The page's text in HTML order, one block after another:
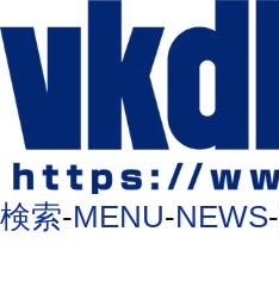
検索-MENU-NEWS-